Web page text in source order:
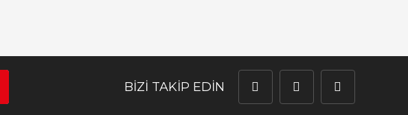
BİZİ TAKİP EDİN